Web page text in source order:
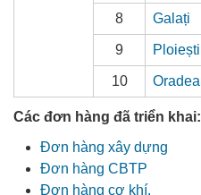
8 Galați
9 Ploiești
10 Oradea
Các đơn hàng đã triển khai:
Đơn hàng xây dựng
Đơn hàng CBTP
Đơn hàng cơ khí.